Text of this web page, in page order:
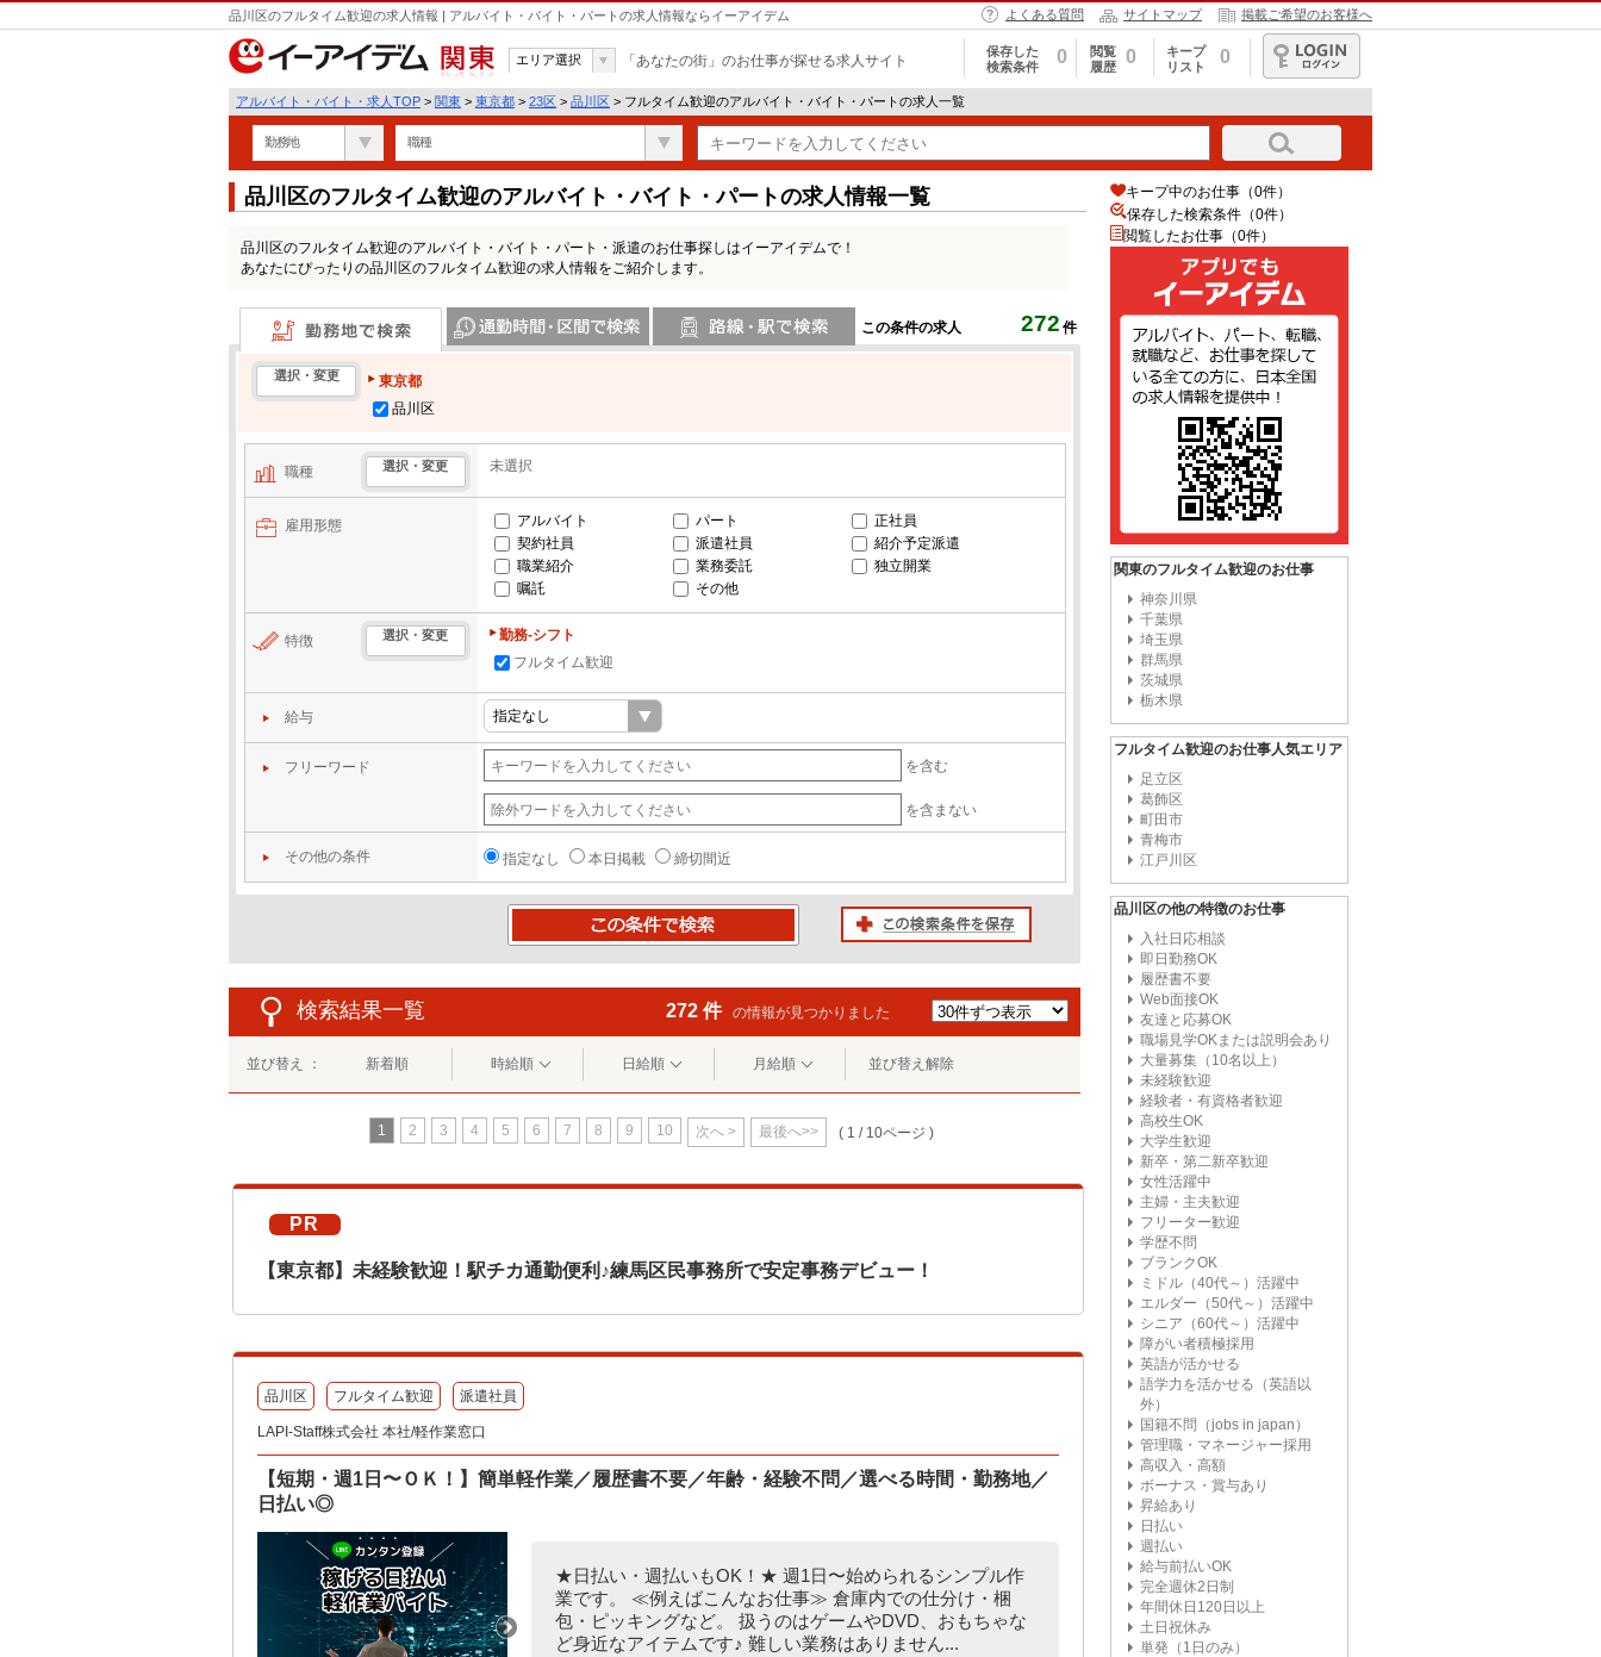
品川区のフルタイム歓迎の求人情報 | アルバイト・バイト・パートの求人情報ならイーアイデム よくある質問 サイトマップ 掲載ご希望のお客様へ
関東
エリア選択 「あなたの街」のお仕事が探せる求人サイト
保存した
検索条件
0
閲覧
履歴
0
キープ
リスト
0
ログイン
アルバイト・バイト・求人TOP > 関東 > 東京都 > 23区 > 品川区 > フルタイム歓迎のアルバイト・バイト・パートの求人一覧
勤務地 職種
品川区のフルタイム歓迎のアルバイト・バイト・パートの求人情報一覧
品川区のフルタイム歓迎のアルバイト・バイト・パート・派遣のお仕事探しはイーアイデムで！
あなたにぴったりの品川区のフルタイム歓迎の求人情報をご紹介します。
この条件の求人 272 件
勤務地で検索
選択・変更
東京都
品川区
職種 選択・変更 未選択
雇用形態 アルバイト パート
正社員
契約社員
派遣社員
紹介予定派遣
職業紹介
業務委託
独立開業
嘱託
その他
特徴 選択・変更
勤務-シフト
フルタイム歓迎
給与
フリーワード を含む
を含まない
その他の条件 指定なし 本日掲載 締切間近
検索結果一覧 272 件 の情報が見つかりました
並び替え ： 新着順 時給順 日給順 月給順 並び替え解除
1 2 3 4 5 6 7 8 9 10 次へ > 最後へ>> ( 1 / 10ページ )
PR
【東京都】未経験歓迎！駅チカ通勤便利♪練馬区民事務所で安定事務デビュー！
品川区 フルタイム歓迎 派遣社員
LAPI-Staff株式会社 本社/軽作業窓口
【短期・週1日〜ＯＫ！】簡単軽作業／履歴書不要／年齢・経験不問／選べる時間・勤務地／
日払い◎
★日払い・週払いもOK！★ 週1日〜始められるシンプル作
業です。 ≪例えばこんなお仕事≫ 倉庫内での仕分け・梱
包・ピッキングなど。 扱うのはゲームやDVD、おもちゃな
ど身近なアイテムです♪ 難しい業務はありません...
キープ中のお仕事（0件）
保存した検索条件（0件）
閲覧したお仕事（0件）
関東のフルタイム歓迎のお仕事
神奈川県
千葉県
埼玉県
群馬県
茨城県
栃木県
フルタイム歓迎のお仕事人気エリア
足立区
葛飾区
町田市
青梅市
江戸川区
品川区の他の特徴のお仕事
入社日応相談
即日勤務OK
履歴書不要
Web面接OK
友達と応募OK
職場見学OKまたは説明会あり
大量募集（10名以上）
未経験歓迎
経験者・有資格者歓迎
高校生OK
大学生歓迎
新卒・第二新卒歓迎
女性活躍中
主婦・主夫歓迎
フリーター歓迎
学歴不問
ブランクOK
ミドル（40代～）活躍中
エルダー（50代～）活躍中
シニア（60代～）活躍中
障がい者積極採用
英語が活かせる
語学力を活かせる（英語以
外）
国籍不問（jobs in japan）
管理職・マネージャー採用
高収入・高額
ボーナス・賞与あり
昇給あり
日払い
週払い
給与前払いOK
完全週休2日制
年間休日120日以上
土日祝休み
単発（1日のみ）